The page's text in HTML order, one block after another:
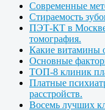
Современные
Стираемость
ПЭТ-КТ в
томография.
Какие витамины
Основные
ТОП-8 клиник
Платные
расстройств.
Восемь лучших